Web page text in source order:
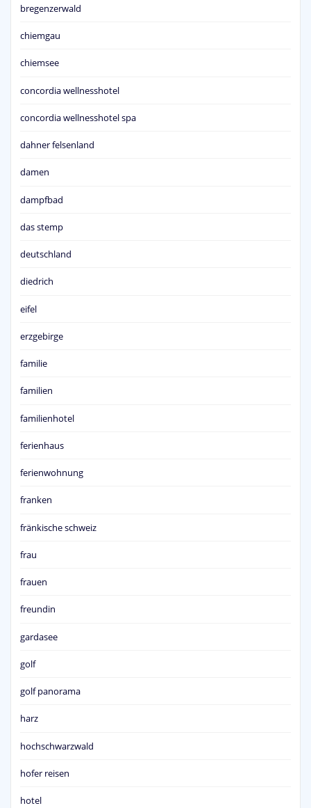
bregenzerwald
chiemgau
chiemsee
concordia wellnesshotel
concordia wellnesshotel spa
dahner felsenland
damen
dampfbad
das stemp
deutschland
diedrich
eifel
erzgebirge
familie
familien
familienhotel
ferienhaus
ferienwohnung
franken
fränkische schweiz
frau
frauen
freundin
gardasee
golf
golf panorama
harz
hochschwarzwald
hofer reisen
hotel